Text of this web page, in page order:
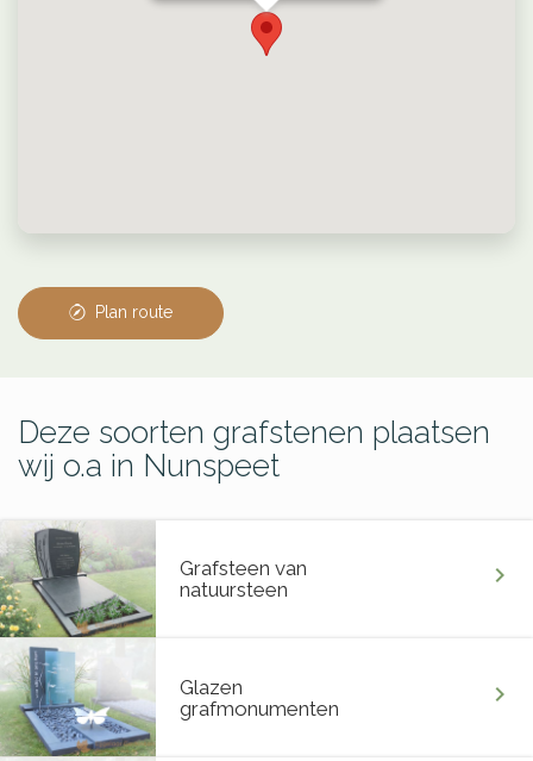
Plan route
Deze soorten grafstenen plaatsen
wij o.a in Nunspeet
Grafsteen van
natuursteen
chevron_right
Glazen
grafmonumenten
chevron_right